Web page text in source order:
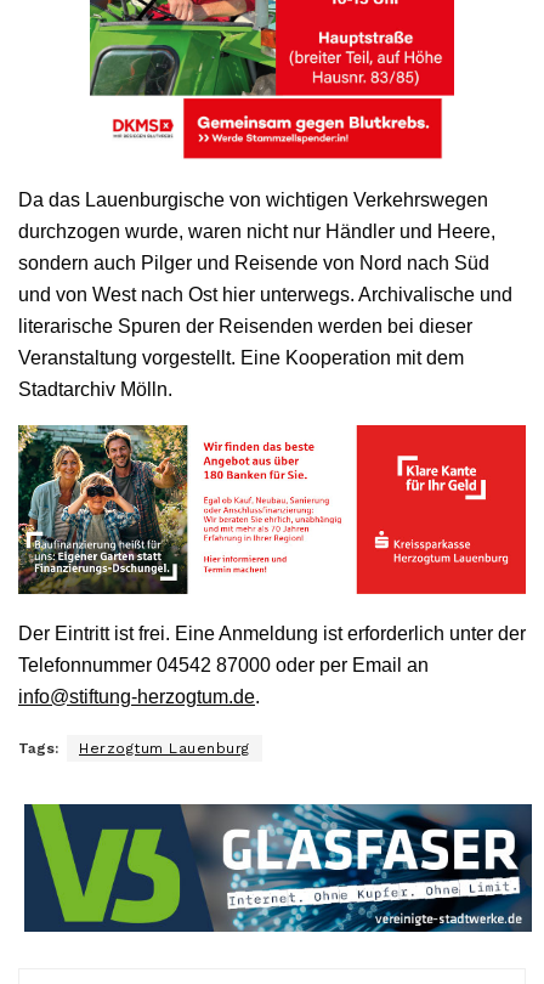
Da das Lauenburgische von wichtigen Verkehrswegen
durchzogen wurde, waren nicht nur Händler und Heere,
sondern auch Pilger und Reisende von Nord nach Süd
und von West nach Ost hier unterwegs. Archivalische und
literarische Spuren der Reisenden werden bei dieser
Veranstaltung vorgestellt. Eine Kooperation mit dem
Stadtarchiv Mölln.
Der Eintritt ist frei. Eine Anmeldung ist erforderlich unter der
Telefonnummer 04542 87000 oder per Email an
info@stiftung-herzogtum.de.
Tags: Herzogtum Lauenburg